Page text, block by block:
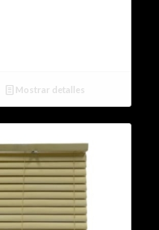
Mostrar detalles